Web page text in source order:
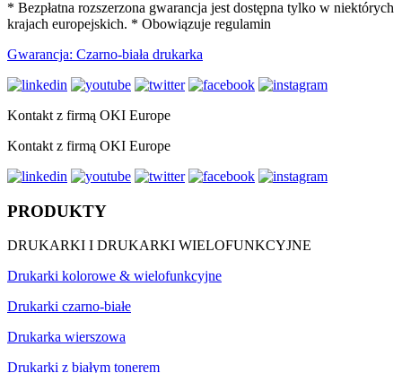
* Bezpłatna rozszerzona gwarancja jest dostępna tylko w niektórych
krajach europejskich. * Obowiązuje regulamin
Gwarancja: Czarno-biała drukarka
Kontakt z firmą OKI Europe
Kontakt z firmą OKI Europe
PRODUKTY
DRUKARKI I DRUKARKI WIELOFUNKCYJNE
Drukarki kolorowe & wielofunkcyjne
Drukarki czarno-białe
Drukarka wierszowa
Drukarki z białym tonerem